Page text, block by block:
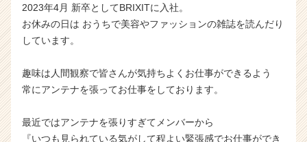
2023年4月 新卒としてBRIXITに入社。
お休みの日は おうちで美容やファッションの雑誌を読んだり
しています。
趣味は人間観察で皆さんが気持ちよくお仕事ができるよう
常にアンテナを張ってお仕事をしております。
最近ではアンテナを張りすぎてメンバーから
『いつも見られている気がして程よい緊張感でお仕事ができ